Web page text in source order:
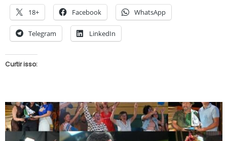
18+ Facebook WhatsApp
Telegram LinkedIn
Curtir isso: